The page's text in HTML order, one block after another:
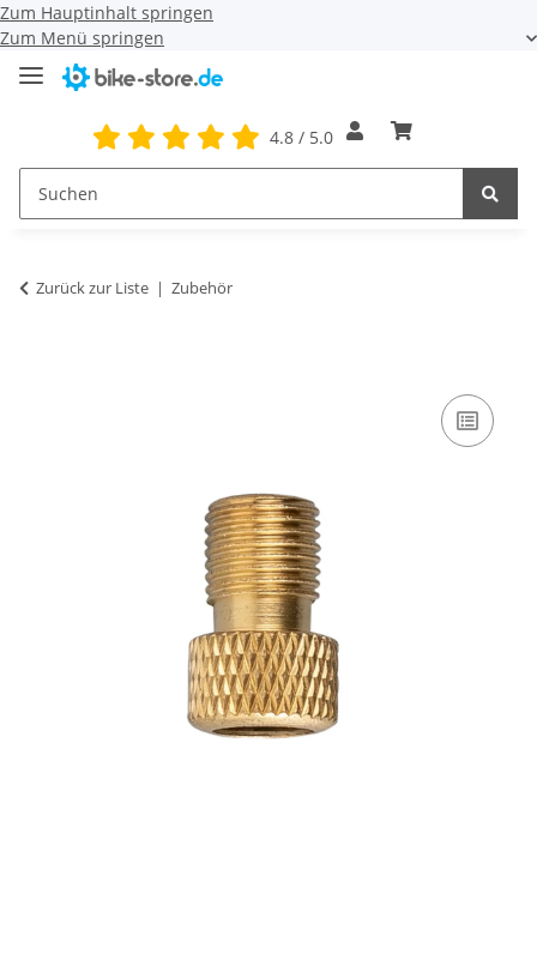
Zum Hauptinhalt springen
Zum Menü springen
4.8 / 5.0
Zurück zur Liste Zubehör